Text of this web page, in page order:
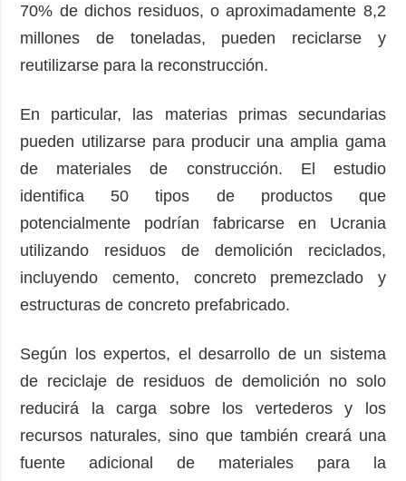
70% de dichos residuos, o aproximadamente 8,2
millones de toneladas, pueden reciclarse y
reutilizarse para la reconstrucción.
En particular, las materias primas secundarias
pueden utilizarse para producir una amplia gama
de materiales de construcción. El estudio
identifica 50 tipos de productos que
potencialmente podrían fabricarse en Ucrania
utilizando residuos de demolición reciclados,
incluyendo cemento, concreto premezclado y
estructuras de concreto prefabricado.
Según los expertos, el desarrollo de un sistema
de reciclaje de residuos de demolición no solo
reducirá la carga sobre los vertederos y los
recursos naturales, sino que también creará una
fuente adicional de materiales para la